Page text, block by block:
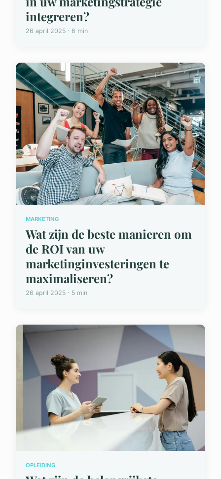
integreren?
26 april 2025 · 6 min
MARKETING
Wat zijn de beste manieren om
de ROI van uw
marketinginvesteringen te
maximaliseren?
26 april 2025 · 5 min
OPLEIDING